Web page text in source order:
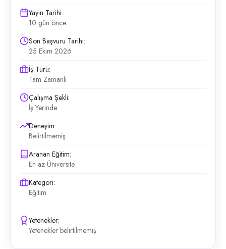
Yayın Tarihi:
10 gün önce
Son Başvuru Tarihi:
25 Ekim 2026
İş Türü:
Tam Zamanlı
Çalışma Şekli:
İş Yerinde
Deneyim:
Belirtilmemiş
Aranan Eğitim:
En az Üniversite
Kategori:
Eğitim
Yetenekler:
Yetenekler belirtilmemiş